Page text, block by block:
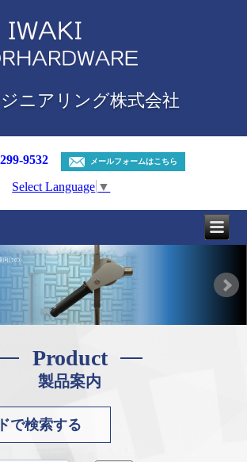
ニアリング株式会社
9532 メールフォームはこちら
Select Language ▼
Product
製品案内
で検索する